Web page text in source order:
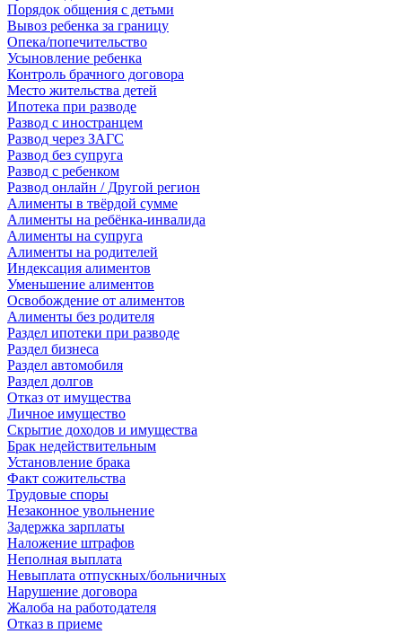
Порядок общения с детьми
Вывоз ребенка за границу
Опека/попечительство
Усыновление ребенка
Контроль брачного договора
Место жительства детей
Ипотека при разводе
Развод с иностранцем
Развод через ЗАГС
Развод без супруга
Развод с ребенком
Развод онлайн / Другой регион
Алименты в твёрдой сумме
Алименты на ребёнка-инвалида
Алименты на супруга
Алименты на родителей
Индексация алиментов
Уменьшение алиментов
Освобождение от алиментов
Алименты без родителя
Раздел ипотеки при разводе
Раздел бизнеса
Раздел автомобиля
Раздел долгов
Отказ от имущества
Личное имущество
Скрытие доходов и имущества
Брак недействительным
Установление брака
Факт сожительства
Трудовые споры
Незаконное увольнение
Задержка зарплаты
Наложение штрафов
Неполная выплата
Невыплата отпускных/больничных
Нарушение договора
Жалоба на работодателя
Отказ в приеме